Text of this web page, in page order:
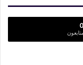
0
متابعون